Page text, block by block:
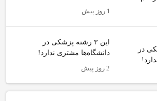
1 روز پیش
این ۳ رشته پزشکی در
دانشگاه‌ها مشتری ندارد!
2 روز پیش